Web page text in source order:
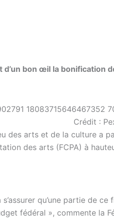
bon œil la bonification
Crédit :
des arts et de la culture a
des arts (FCPA) à
s’assurer qu’une partie
fédéral », commente la